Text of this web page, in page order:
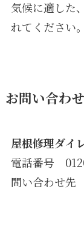
気候に適した
れてください。
お問い合わ
屋根修理ダイ
電話番号
問い合わせ先